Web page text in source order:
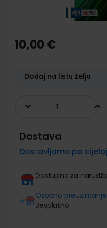
the
beginning
gallery
10,00 €
Dodaj na listu želja
Dostava
Dostavljamo po
Dostupno za
Osobno
Besplatno